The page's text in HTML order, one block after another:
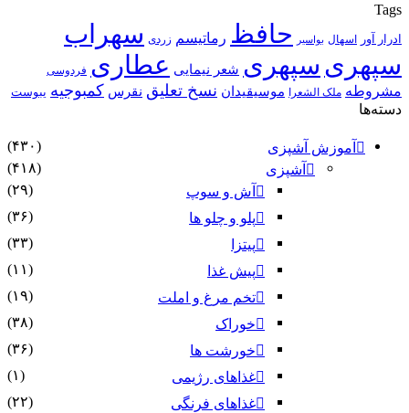
Tags
ادرار آور اسهال بواسیر حافظ رماتیسم زردی سهراب
سپهری سپهری شعر نیمایی عطاری فردوسی
مشروطه ملک الشعرا موسیقیدان نسخ تعلیق نقرس کمبوجیه یبوست
دسته‌ها
آموزش آشپزی
(۴۳۰)
آشپزی
(۴۱۸)
آش و سوپ
(۲۹)
پلو و چلو ها
(۳۶)
پیتزا
(۳۳)
پیش غذا
(۱۱)
تخم مرغ و املت
(۱۹)
خوراک
(۳۸)
خورشت ها
(۳۶)
غذاهای رژیمی
(۱)
غذاهای فرنگی
(۲۲)